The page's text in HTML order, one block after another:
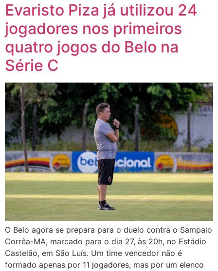
Evaristo Piza já utilizou 24
jogadores nos primeiros
quatro jogos do Belo na
Série C
O Belo agora se prepara para o duelo contra o Sampaio
Corrêa-MA, marcado para o dia 27, às 20h, no Estádio
Castelão, em São Luís. Um time vencedor não é
formado apenas por 11 jogadores, mas por um elenco